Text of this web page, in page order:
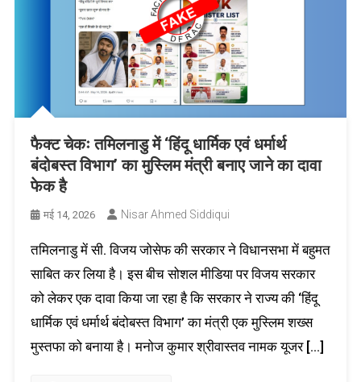
फैक्ट चेकः तमिलनाडु में ‘हिंदू धार्मिक एवं धर्मार्थ
बंदोबस्त विभाग’ का मुस्लिम मंत्री बनाए जाने का दावा
फेक है
मई 14, 2026 Nisar Ahmed Siddiqui
तमिलनाडु में सी. विजय जोसेफ की सरकार ने विधानसभा में बहुमत
साबित कर लिया है। इस बीच सोशल मीडिया पर विजय सरकार
को लेकर एक दावा किया जा रहा है कि सरकार ने राज्य की ‘हिंदू
धार्मिक एवं धर्मार्थ बंदोबस्त विभाग’ का मंत्री एक मुस्लिम शख्स
मुस्तफा को बनाया है। मनोज कुमार श्रीवास्तव नामक यूजर […]